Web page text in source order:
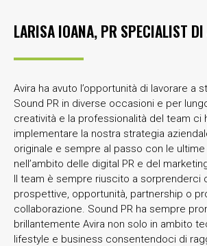
LARISA IOANA, PR SPECIALIST DI
Avira ha avuto l’opportunità di lavorare a
Sound PR in diverse occasioni e per
creatività e la professionalità del team ci
implementare la nostra strategia
originale e sempre al passo con le
nell’ambito delle digital PR e del
Il team è sempre riuscito a sorprenderci
prospettive, opportunità, partnership o
collaborazione. Sound PR ha sempre
brillantemente Avira non solo in ambito
lifestyle e business consentendoci di